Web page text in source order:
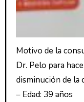
Motivo de la
Dr. Pelo para
disminución de la
– Edad: 39 años